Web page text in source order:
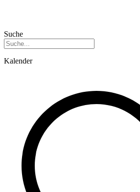
Suche
Kalender